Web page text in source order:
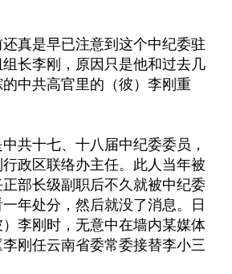
真是早已注意到这个中纪委驻
长李刚，原因只是他和过去几
中共高官里的（彼）李刚重
共十七、十八届中纪委委员，
政区联络办主任。此人当年被
部长级副职后不久就被中纪委
年处分，然后就没了消息。日
李刚时，无意中在墙内某媒体
刚任云南省委常委接替李小三